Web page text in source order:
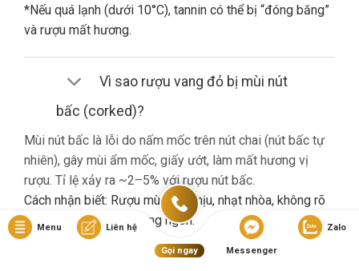
*Nếu quá lạnh (dưới 10°C), tannin có thể bị “đóng băng”
và rượu mất hương.
Vì sao rượu vang đỏ bị mùi nút
bấc (corked)?
Mùi nút bấc là lỗi do nấm mốc trên nút chai (nút bấc tự
nhiên), gây mùi ẩm mốc, giấy ướt, làm mất hương vị
rượu. Tỉ lệ xảy ra ~2–5% với rượu nút bấc.
Cách nhận biết: Rượu mùi khó chịu, nhạt nhòa, không rõ
hương trái cây dù là vang ngon.
Nếu gặp lỗi này, bạn nên liên hệ cửa hàng đổi trả (nếu có
Menu Liên hệ
Gọi ngay Messenger
Zalo